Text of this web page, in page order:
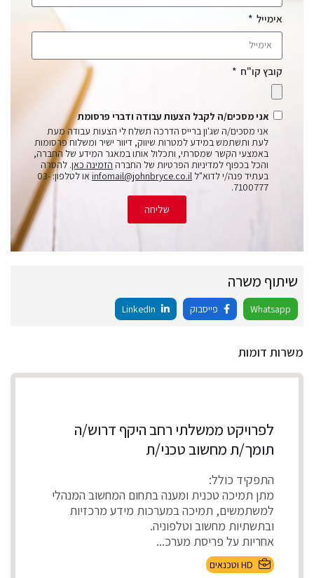
אימייל
קובץ קו"ח
אני מסכים/ה לקבל הצעות עבודה ודברי פרסומת
אני מסכים/ה שג'ון ברייס הדרכה תשלח לי הצעות עבודה מעת
לעת ותשתמש במידע למטרות שיווק, דיוור ישיר ומשלוח פרסומות
באמצעי הקשר שמסרתי, ותכלול אותו במאגר המידע של החברה,
והכל בכפוף למדיניות הפרטיות של החברה הזמינה כאן. להסרה
בעתיד פנה/י לדוא"ל infomail@johnbryce.co.il
או לטלפון: 03-
7100777.
שליחה
שיתוף משרה
Whatsapp פייסבוק
משרות דומות
לפרויקט ממשלתי רחב היקף דרוש/ה
תומך/ת מחשוב טכני/ת
התפקיד כולל:
מתן תמיכה טכנית ומענה בתחום המחשוב המנהלי
למשתמשים, תמיכה במערכות מידע מרכזיות
ובתשתיות מחשוב וטלפוניה.
אחריות על פריסת מערכ...
HD וטכנאים